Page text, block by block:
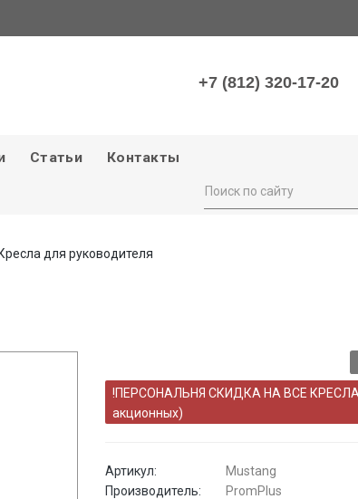
+7 (812) 320-17-20
Статьи Контакты
Кресла для руководителя
!ПЕРСОНАЛЬНЯ СКИДКА НА ВСЕ
акционных)
Артикул:
Mustang
Производитель:
PromPlus